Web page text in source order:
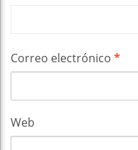
Correo electrónico *
Web